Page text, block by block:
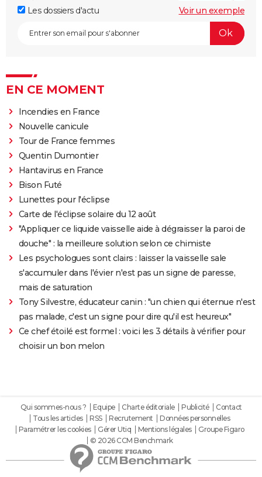
Les dossiers d'actu
Voir un exemple
EN CE MOMENT
Incendies en France
Nouvelle canicule
Tour de France femmes
Quentin Dumontier
Hantavirus en France
Bison Futé
Lunettes pour l'éclipse
Carte de l'éclipse solaire du 12 août
"Appliquer ce liquide vaisselle aide à dégraisser la paroi de
douche" : la meilleure solution selon ce chimiste
Les psychologues sont clairs : laisser la vaisselle sale
s'accumuler dans l'évier n'est pas un signe de paresse,
mais de saturation
Tony Silvestre, éducateur canin : "un chien qui éternue n'est
pas malade, c'est un signe pour dire qu'il est heureux"
Ce chef étoilé est formel : voici les 3 détails à vérifier pour
choisir un bon melon
Qui sommes-nous ? Equipe Charte éditoriale Publicité
Contact
Tous les articles
RSS Recrutement
Données personnelles
Paramétrer les cookies
Gérer Utiq Mentions légales
Groupe Figaro
© 2026 CCM Benchmark